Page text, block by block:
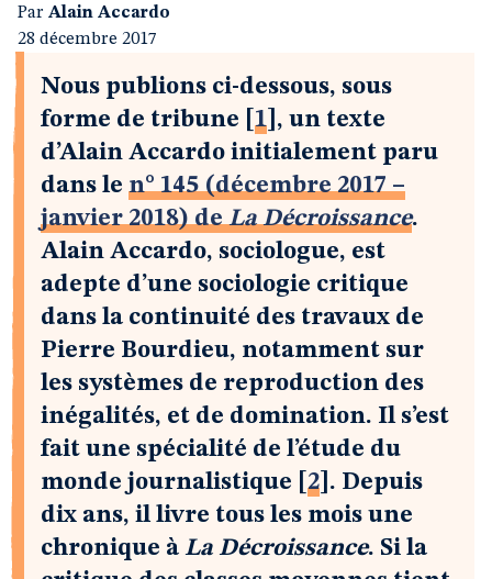
Par Alain Accardo
28 décembre 2017
Nous publions ci-dessous, sous
forme de tribune
1 , un texte
d’Alain Accardo initialement paru
dans le n° 145 (décembre 2017 –
janvier 2018) deLa Décroissance.
Alain Accardo, sociologue, est
adepte d’une sociologie critique
dans la continuité des travaux de
Pierre Bourdieu, notamment sur
les systèmes de reproduction des
inégalités, et de domination. Il s’est
fait une spécialité de l’étude du
monde journalistique
2 . Depuis
dix ans, il livre tous les mois une
chronique à La Décroissance. Si la